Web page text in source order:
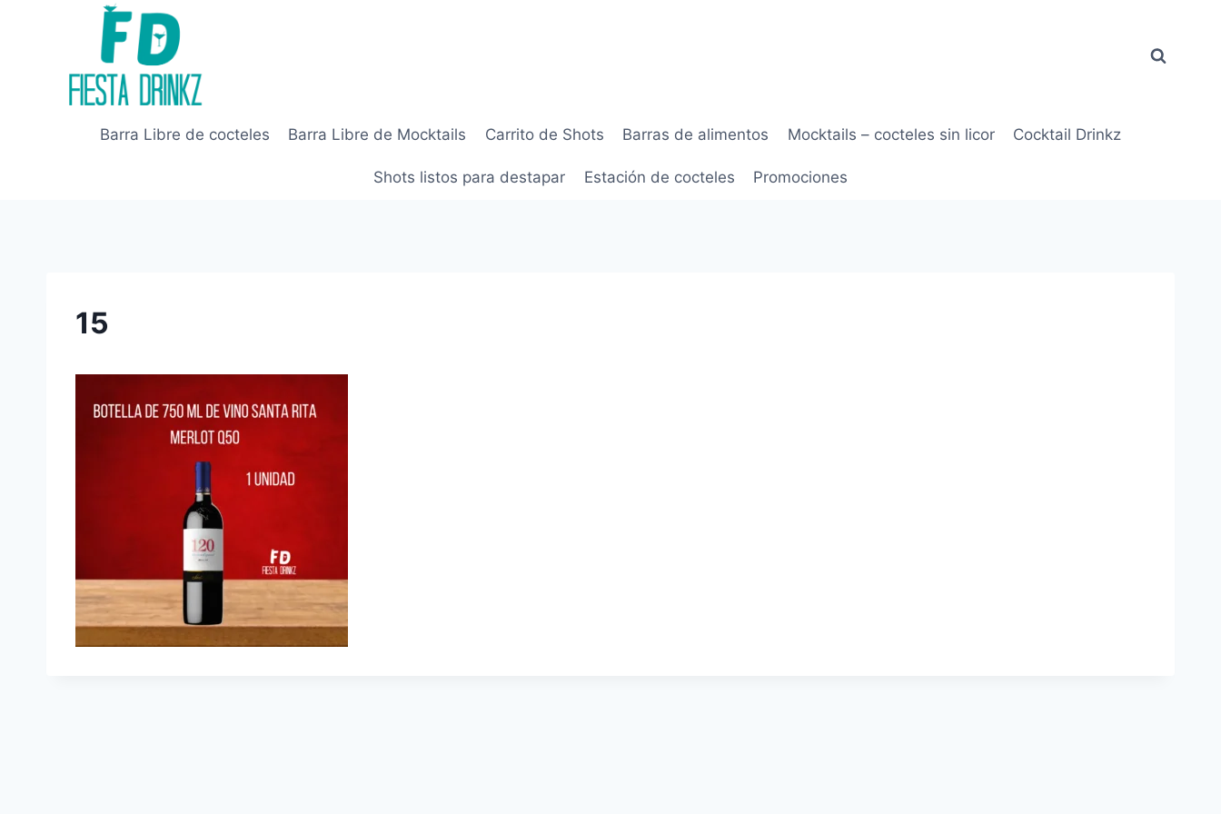
Barra Libre de cocteles Barra Libre de Mocktails Carrito de Shots Barras de alimentos Mocktails – cocteles sin licor Cocktail Drinkz
Shots listos para destapar Estación de cocteles Promociones
15